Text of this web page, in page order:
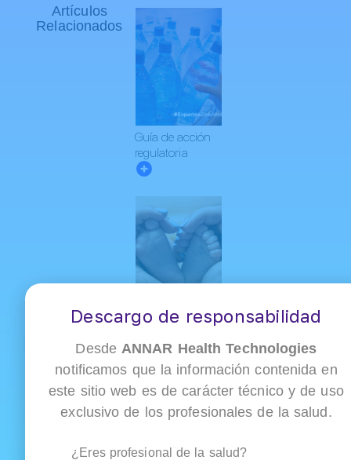
Artículos
Relacionados
Guía de acción
regulatoria
Nueva resolución
por medio de la
cual se
actualizará...
Descargo de responsabilidad
Desde ANNAR Health Technologies
notificamos que la información contenida en
este sitio web es de carácter técnico y de uso
exclusivo de los profesionales de la salud.
¿Eres profesional de la salud?